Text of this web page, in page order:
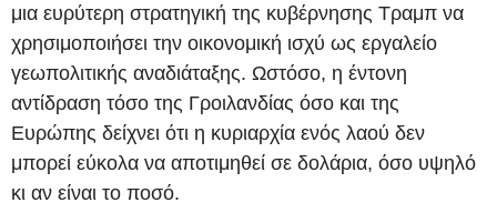
μια ευρύτερη στρατηγική της κυβέρνησης Τραμπ να
χρησιμοποιήσει την οικονομική ισχύ ως εργαλείο
γεωπολιτικής αναδιάταξης. Ωστόσο, η έντονη
αντίδραση τόσο της Γροιλανδίας όσο και της
Ευρώπης δείχνει ότι η κυριαρχία ενός λαού δεν
μπορεί εύκολα να αποτιμηθεί σε δολάρια, όσο υψηλό
κι αν είναι το ποσό.